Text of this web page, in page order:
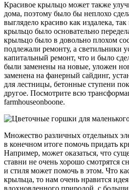
Красивое крыльцо может также
дома, поэтому было бы неплохо
выглядело красиво как издалека,
крыльцо было основательно
крыльцо было в довольно плохом
подлежали ремонту, а светильники
капитальный ремонт, что и было
были заменены на новые, уложен
заменена на фанерный сайдинг,
для лестницы, бетонные ступени
другое. Посмотрите всю
farmhouseonboone.
Множество различных отдельных
в конечном итоге помочь придать
Например, может оказаться, что
ставни не очень хорошо смотрятся
и стиля может помочь в этом. Что
крыльца, то нам очень нравится